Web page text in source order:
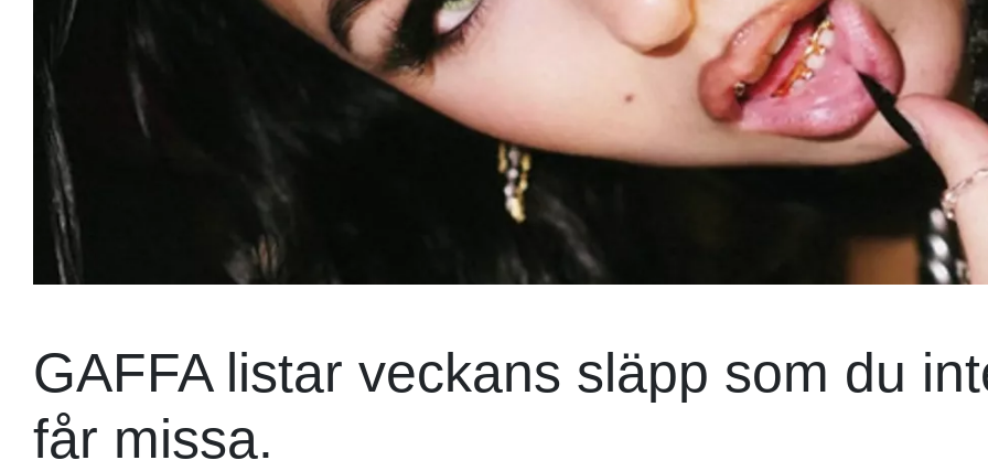
GAFFA listar veckans släpp som du
får missa.